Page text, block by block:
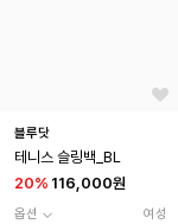
블루닷
테니스 슬링백_BL
20% 116,000원
옵션 여성